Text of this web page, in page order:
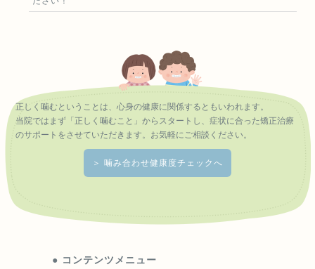
（6）ごくまれに歯が骨と癒着していて歯が動かないことがあり
（7）ごくまれに歯を動かすことで神経が障害を受けて壊死する
（8）治療途中に金属等のアレルギー症状が出ることがありま
す。
（9）治療中に「顎関節で音が鳴る、あごが痛い、口が開けにく
（10）様々な問題により、当初予定した治療計画を変更する可能
可能性があります。
（12）矯正装置を誤飲する可能性があります。
や、かぶせ物(補綴物)の一部が破損する可能性があります。
正しく噛むということは、心身の健康に関係するともいわれます。
当院ではまず「正しく噛むこと」からスタートし、症状に合った矯正治療
のサポートをさせていただきます。お気軽にご相談ください。
＞ 噛み合わせ健康度チェックへ
● コンテンツメニュー